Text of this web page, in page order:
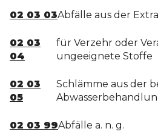
02 03 03Abfälle aus der
02 03
04
für Verzehr oder
ungeeignete Stoffe
02 03
05
Schlämme aus der
02 03 99Abfälle a. n. g.